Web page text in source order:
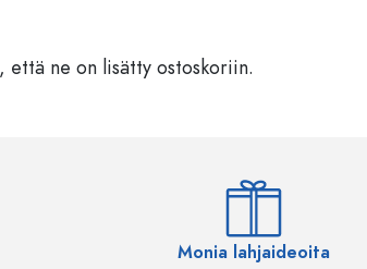
että ne on lisätty ostoskoriin.
Monia lahjaideoita